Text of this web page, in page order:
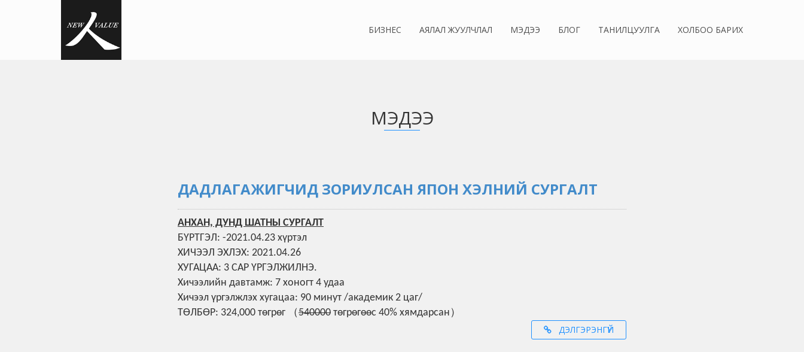
БИЗНЕС АЯЛАЛ ЖУУЛЧЛАЛ МЭДЭЭ БЛОГ ТАНИЛЦУУЛГА ХОЛБОО БАРИХ
МЭДЭЭ
ДАДЛАГАЖИГЧИД ЗОРИУЛСАН ЯПОН ХЭЛНИЙ СУРГАЛТ
АНХАН, ДУНД ШАТНЫ СУРГАЛТ
БҮРТГЭЛ: -2021.04.23 хүртэл
ХИЧЭЭЛ ЭХЛЭХ: 2021.04.26
ХУГАЦАА: 3 САР ҮРГЭЛЖИЛНЭ.
Хичээлийн давтамж: 7 хоногт 4 удаа
Хичээл үргэлжлэх хугацаа: 90 минут /академик 2 цаг/
ТӨЛБӨР: 324,000 төгрөг （540000 төгрөгөөс 40% хямдарсан）
ДЭЛГЭРЭНГҮЙ